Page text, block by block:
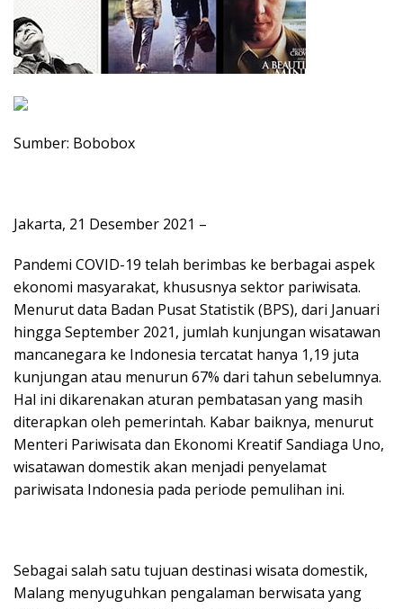
Sumber: Bobobox
Jakarta, 21 Desember 2021 –
Pandemi COVID-19 telah berimbas ke berbagai aspek
ekonomi masyarakat, khususnya sektor pariwisata.
Menurut data Badan Pusat Statistik (BPS), dari Januari
hingga September 2021, jumlah kunjungan wisatawan
mancanegara ke Indonesia tercatat hanya 1,19 juta
kunjungan atau menurun 67% dari tahun sebelumnya.
Hal ini dikarenakan aturan pembatasan yang masih
diterapkan oleh pemerintah. Kabar baiknya, menurut
Menteri Pariwisata dan Ekonomi Kreatif Sandiaga Uno,
wisatawan domestik akan menjadi penyelamat
pariwisata Indonesia pada periode pemulihan ini.
Sebagai salah satu tujuan destinasi wisata domestik,
Malang menyuguhkan pengalaman berwisata yang